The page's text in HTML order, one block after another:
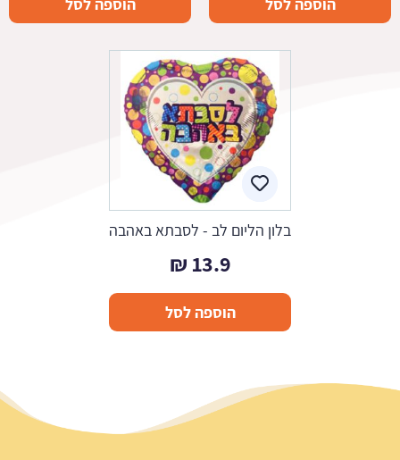
בלון הליום לב - לסבתא באהבה
13.9
₪
הוספה לסל